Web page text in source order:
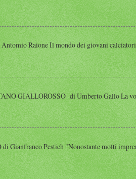
Raione Il mondo dei giovani
GIALLOROSSO di Umberto Gallo La
Gianfranco Pestich "Nonostante molti